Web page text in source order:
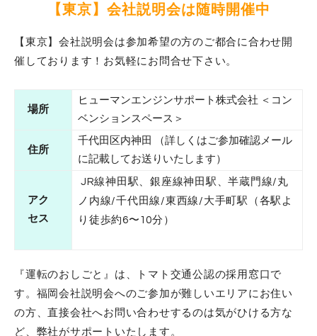
【東京】会社説明会は随時開催中
【東京】会社説明会は参加希望の方のご都合に合わせ開
催しております！お気軽にお問合せ下さい。
場所
ヒューマンエンジンサポート株式会社 ＜コン
ベンションスペース＞
住所
千代田区内神田 （詳しくはご参加確認メール
に記載してお送りいたします）
アク
セス
JR線神田駅、銀座線神田駅、半蔵門線/丸
ノ内線/千代田線/東西線/大手町駅（各駅よ
り徒歩約6〜10分）
『運転のおしごと』は、トマト交通公認の採用窓口で
す。福岡会社説明会へのご参加が難しいエリアにお住い
の方、直接会社へお問い合わせするのは気がひける方な
ど、弊社がサポートいたします。